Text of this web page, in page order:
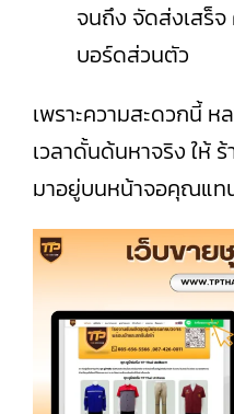
จนถึง จัดส่งเสร็
บอร์ดส่วนตัว
เพราะความสะดวกนี้
เวลาดั้นด้นหาจริง ให้
มาอยู่บนหน้าจอคุณแท